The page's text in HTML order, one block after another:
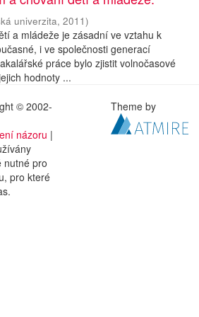
univerzita, 2011)
a mládeže je zásadní ve vztahu k
i ve společnosti generací
práce bylo zjistit volnočasové
hodnoty ...
© 2002-
názoru |
nutné pro
pro které
Theme by